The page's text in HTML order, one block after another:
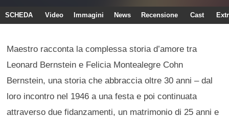
SCHEDA Video Immagini News Recensione Cast
Maestro racconta la complessa storia d’amore tra
Leonard Bernstein e Felicia Montealegre Cohn
Bernstein, una storia che abbraccia oltre 30 anni – dal
loro incontro nel 1946 a una festa e poi continuata
attraverso due fidanzamenti, un matrimonio di 25 anni e